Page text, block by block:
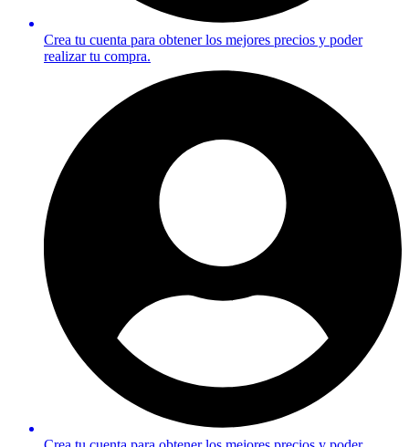
Crea tu cuenta para obtener los mejores precios y poder
realizar tu compra.